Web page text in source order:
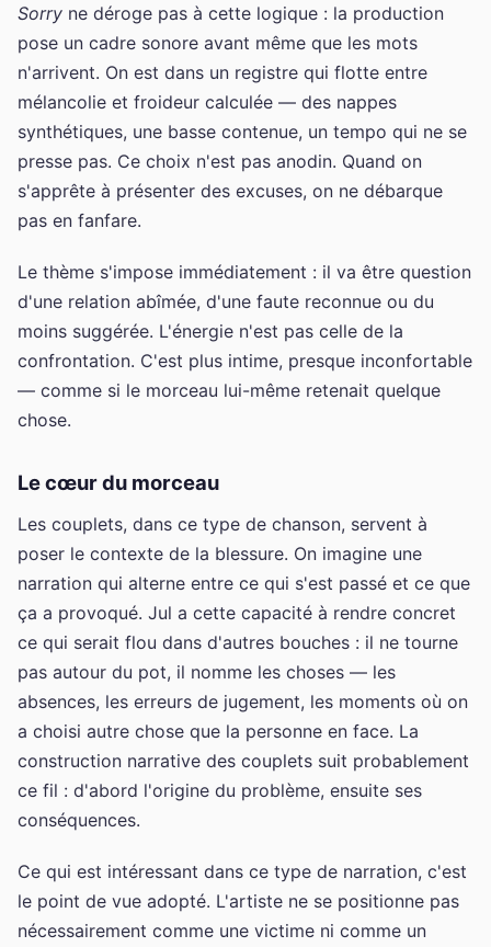
Sorry ne déroge pas à cette logique : la production
pose un cadre sonore avant même que les mots
n'arrivent. On est dans un registre qui flotte entre
mélancolie et froideur calculée — des nappes
synthétiques, une basse contenue, un tempo qui ne se
presse pas. Ce choix n'est pas anodin. Quand on
s'apprête à présenter des excuses, on ne débarque
pas en fanfare.
Le thème s'impose immédiatement : il va être question
d'une relation abîmée, d'une faute reconnue ou du
moins suggérée. L'énergie n'est pas celle de la
confrontation. C'est plus intime, presque inconfortable
— comme si le morceau lui-même retenait quelque
chose.
Le cœur du morceau
Les couplets, dans ce type de chanson, servent à
poser le contexte de la blessure. On imagine une
narration qui alterne entre ce qui s'est passé et ce que
ça a provoqué. Jul a cette capacité à rendre concret
ce qui serait flou dans d'autres bouches : il ne tourne
pas autour du pot, il nomme les choses — les
absences, les erreurs de jugement, les moments où on
a choisi autre chose que la personne en face. La
construction narrative des couplets suit probablement
ce fil : d'abord l'origine du problème, ensuite ses
conséquences.
Ce qui est intéressant dans ce type de narration, c'est
le point de vue adopté. L'artiste ne se positionne pas
nécessairement comme une victime ni comme un